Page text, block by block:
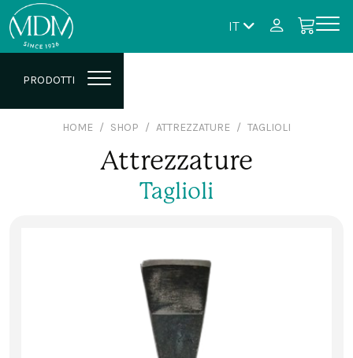
IT
PRODOTTI
HOME SHOP ATTREZZATURE TAGLIOLI
Attrezzature
Taglioli